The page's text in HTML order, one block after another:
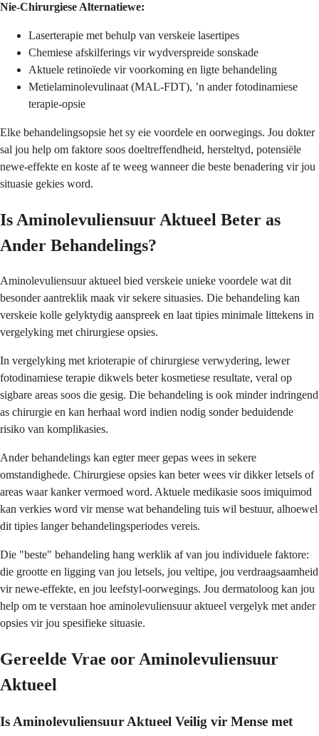
Nie-Chirurgiese Alternatiewe:
Laserterapie met behulp van verskeie lasertipes
Chemiese afskilferings vir wydverspreide sonskade
Aktuele retinoïede vir voorkoming en ligte behandeling
Metielaminolevulinaat (MAL-FDT), ’n ander fotodinamiese
terapie-opsie
Elke behandelingsopsie het sy eie voordele en oorwegings. Jou dokter
sal jou help om faktore soos doeltreffendheid, hersteltyd, potensiële
newe-effekte en koste af te weeg wanneer die beste benadering vir jou
situasie gekies word.
Is Aminolevuliensuur Aktueel Beter as
Ander Behandelings?
Aminolevuliensuur aktueel bied verskeie unieke voordele wat dit
besonder aantreklik maak vir sekere situasies. Die behandeling kan
verskeie kolle gelyktydig aanspreek en laat tipies minimale littekens in
vergelyking met chirurgiese opsies.
In vergelyking met krioterapie of chirurgiese verwydering, lewer
fotodinamiese terapie dikwels beter kosmetiese resultate, veral op
sigbare areas soos die gesig. Die behandeling is ook minder indringend
as chirurgie en kan herhaal word indien nodig sonder beduidende
risiko van komplikasies.
Ander behandelings kan egter meer gepas wees in sekere
omstandighede. Chirurgiese opsies kan beter wees vir dikker letsels of
areas waar kanker vermoed word. Aktuele medikasie soos imiquimod
kan verkies word vir mense wat behandeling tuis wil bestuur, alhoewel
dit tipies langer behandelingsperiodes vereis.
Die "beste" behandeling hang werklik af van jou individuele faktore:
die grootte en ligging van jou letsels, jou veltipe, jou verdraagsaamheid
vir newe-effekte, en jou leefstyl-oorwegings. Jou dermatoloog kan jou
help om te verstaan hoe aminolevuliensuur aktueel vergelyk met ander
opsies vir jou spesifieke situasie.
Gereelde Vrae oor Aminolevuliensuur
Aktueel
Is Aminolevuliensuur Aktueel Veilig vir Mense met